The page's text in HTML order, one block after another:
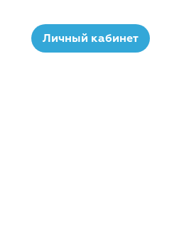
Личный кабинет